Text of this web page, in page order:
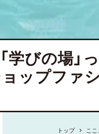
学びの場」
ップファ
トップ ここ